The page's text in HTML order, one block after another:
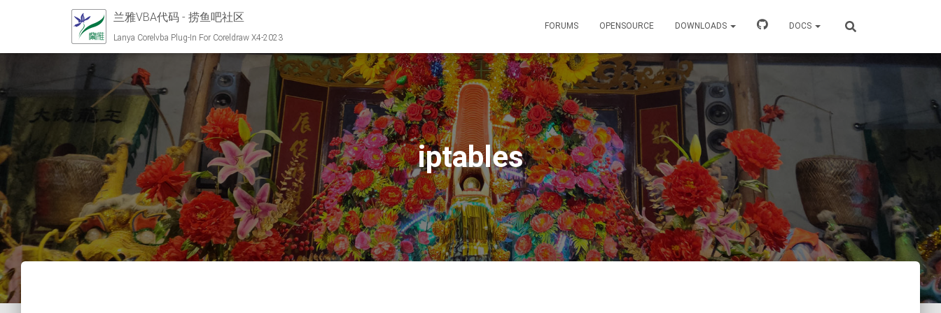
兰雅VBA代码 - 捞鱼吧社区
Lanya Corelvba Plug-In For Coreldraw X4-2023
FORUMS OPENSOURCE DOWNLOADS DOCS
iptables